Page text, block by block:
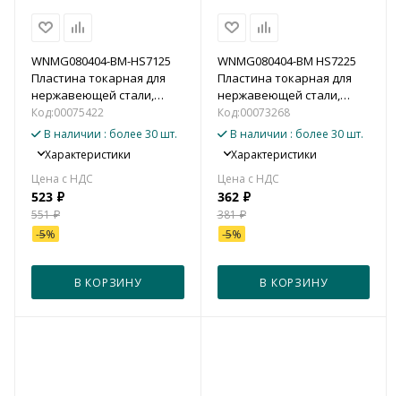
WNMG080404-BM-HS7125
Пластина токарная для
нержавеющей стали,
чистовая обработка для
точения
Код:00075422
В наличии : более 30 шт.
Характеристики
523 ₽
551₽
-5%
В КОРЗИНУ
WNMG080404-BM HS7225
Пластина токарная для
нержавеющей стали,
чистовая обработка для
точения
Код:00073268
В наличии : более 30 шт.
Характеристики
362₽
381₽
-5%
В КОРЗИНУ